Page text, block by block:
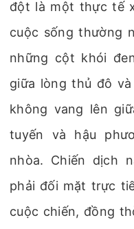
đột là một thực tế
cuộc sống thường
những cột khói
giữa lòng thủ đô
không vang lên
tuyến và hậu
nhòa. Chiến dịch
phải đối mặt trực
cuộc chiến, đồng